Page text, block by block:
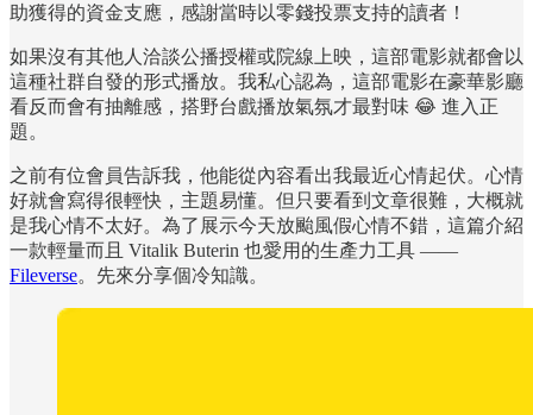
助獲得的資金支應，感謝當時以零錢投票支持的讀者！
如果沒有其他人洽談公播授權或院線上映，這部電影就都會以
這種社群自發的形式播放。我私心認為，這部電影在豪華影廳
看反而會有抽離感，搭野台戲播放氣氛才最對味 😂 進入正
題。
之前有位會員告訴我，他能從內容看出我最近心情起伏。心情
好就會寫得很輕快，主題易懂。但只要看到文章很難，大概就
是我心情不太好。為了展示今天放颱風假心情不錯，這篇介紹
一款輕量而且 Vitalik Buterin 也愛用的生產力工具 ——
Fileverse。先來分享個冷知識。